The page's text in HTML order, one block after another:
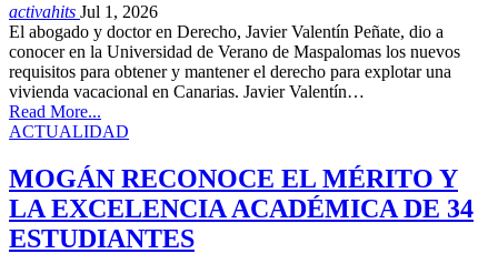
activahits Jul 1, 2026
El abogado y doctor en Derecho, Javier Valentín Peñate, dio a
conocer en la Universidad de Verano de Maspalomas los nuevos
requisitos para obtener y mantener el derecho para explotar una
vivienda vacacional en Canarias. Javier Valentín…
Read More...
ACTUALIDAD
MOGÁN RECONOCE EL MÉRITO Y
LA EXCELENCIA ACADÉMICA DE 34
ESTUDIANTES